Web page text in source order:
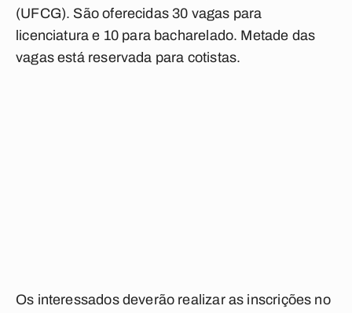
(UFCG). São oferecidas 30 vagas para
licenciatura e 10 para bacharelado. Metade das
vagas está reservada para cotistas.
Os interessados deverão realizar as inscrições no